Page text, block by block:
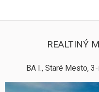
REALTINÝ
BA I., Staré Mesto,